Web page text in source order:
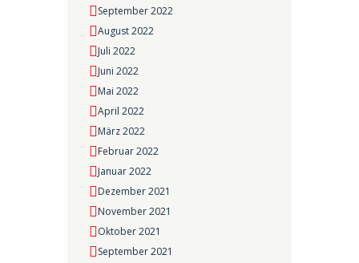
September 2022
August 2022
Juli 2022
Juni 2022
Mai 2022
April 2022
März 2022
Februar 2022
Januar 2022
Dezember 2021
November 2021
Oktober 2021
September 2021